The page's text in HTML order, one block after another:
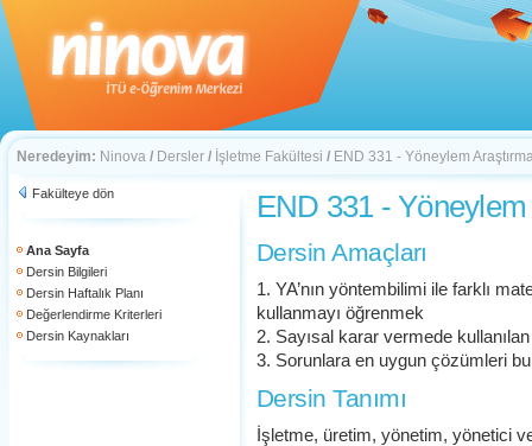
Neredeyim: Ninova / Dersler / İşletme Fakültesi / END 331 - Yöneylem
Fakülteye dön
Ana Sayfa
Dersin Bilgileri
Dersin Haftalık Planı
Değerlendirme Kriterleri
Dersin Kaynakları
END 331 - Yöneylem
Dersin Amaçları
1. YA’nın yöntembilimi ile farklı
kullanmayı öğrenmek
2. Sayısal karar vermede
3. Sorunlara en uygun çözümleri
Dersin Tanımı
İşletme, üretim, yönetim, yönetici